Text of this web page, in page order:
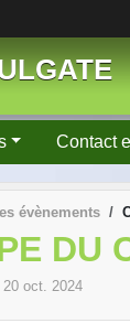
Contact
évènements
DU
20 oct. 2024